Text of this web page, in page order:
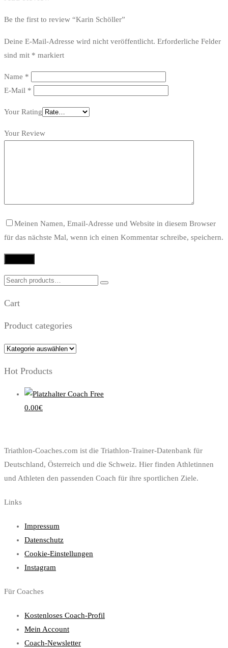
Be the first to review “Karin Schöller”
Deine E-Mail-Adresse wird nicht veröffentlicht. Erforderliche Felder
sind mit * markiert
Name *
E-Mail *
Your Rating
Your Review
Meinen Namen, Email-Adresse und Website in diesem Browser
für das nächste Mal, wenn ich einen Kommentar schreibe, speichern.
Search
Cart
Product categories
Hot Products
Coach Free
0.00€
Triathlon-Coaches.com ist die Triathlon-Trainer-Datenbank für
Deutschland, Österreich und die Schweiz. Hier finden Athletinnen
und Athleten den passenden Coach für ihre sportlichen Ziele.
Links
Impressum
Datenschutz
Cookie-Einstellungen
Instagram
Für Coaches
Kostenloses Coach-Profil
Mein Account
Coach-Newsletter